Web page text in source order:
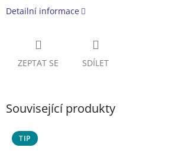
Detailní informace
ZEPTAT SE SDÍLET
Související produkty
TIP